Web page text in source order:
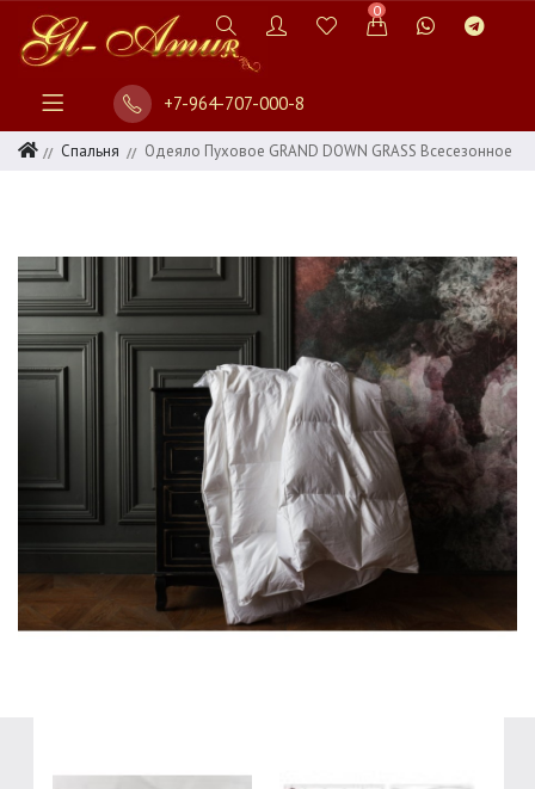
0
+7-964-707-000-8
Спальня Одеяло Пуховое GRAND DOWN GRASS Всесезонное